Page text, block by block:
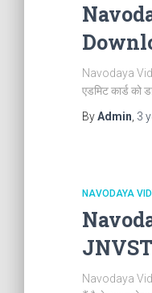
Navodaya
एडमिट कार्ड को
ByAdmin 3
NAVODAYA
Navodaya